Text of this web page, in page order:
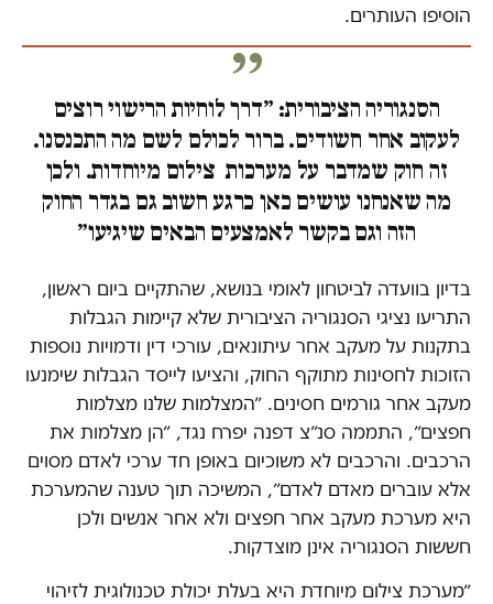
הוסיפו העותרים.
הסנגוריה הציבורית: ״דרך לוחיות הרישוי רוצים
לעקוב אחר חשודים. ברור לכולם לשם מה התכנסנו.
זה חוק שמדבר על מערכות צילום מיוחדות. ולכן
מה שאנחנו עושים כאן כרגע חשוב גם בגדר החוק
הזה וגם בקשר לאמצעים הבאים שיגיעו״
בדיון בוועדה לביטחון לאומי בנושא, שהתקיים ביום ראשון,
התריעו נציגי הסנגוריה הציבורית שלא קיימות הגבלות
בתקנות על מעקב אחר עיתונאים, עורכי דין ודמויות נוספות
הזוכות לחסינות מתוקף החוק, והציעו לייסד הגבלות שימנעו
מעקב אחר גורמים חסינים. ״המצלמות שלנו מצלמות
חפצים״, התממה סנ״צ דפנה יפרח נגד, ״הן מצלמות את
הרכבים. והרכבים לא משוכיום באופן חד ערכי לאדם מסוים
אלא עוברים מאדם לאדם״, המשיכה תוך טענה שהמערכת
היא מערכת מעקב אחר חפצים ולא אחר אנשים ולכן
חששות הסנגוריה אינן מוצדקות.
״מערכת צילום מיוחדת היא בעלת יכולת טכנולוגית לזיהוי